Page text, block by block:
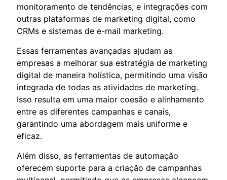
monitoramento de tendências, e integrações com
outras plataformas de marketing digital, como
CRMs e sistemas de e-mail marketing.
Essas ferramentas avançadas ajudam as
empresas a melhorar sua estratégia de marketing
digital de maneira holística, permitindo uma visão
integrada de todas as atividades de marketing.
Isso resulta em uma maior coesão e alinhamento
entre as diferentes campanhas e canais,
garantindo uma abordagem mais uniforme e
eficaz.
Além disso, as ferramentas de automação
oferecem suporte para a criação de campanhas